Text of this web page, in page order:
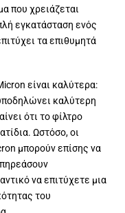
που χρειάζεται
εγκατάσταση ενός
τα επιθυμητά
είναι καλύτερα:
καλύτερη
ότι το φίλτρο
Ωστόσο, οι
μπορούν επίσης να
να επιτύχετε μια
του